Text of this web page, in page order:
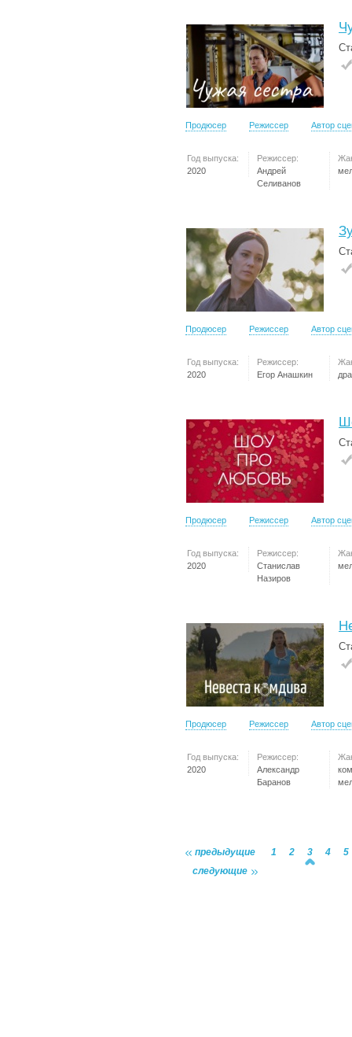
Продюсер Режиссер Автор
Год выпуска:
2020
Режиссер:
Андрей
Селиванов
Продюсер Режиссер Автор
Год выпуска:
2020
Режиссер:
Егор Анашкин
Продюсер Режиссер Автор
Год выпуска:
2020
Режиссер:
Станислав
Назиров
Продюсер Режиссер Автор
Год выпуска:
2020
Режиссер:
Александр
Баранов
предыдущие 1 2 3 4
5
следующие